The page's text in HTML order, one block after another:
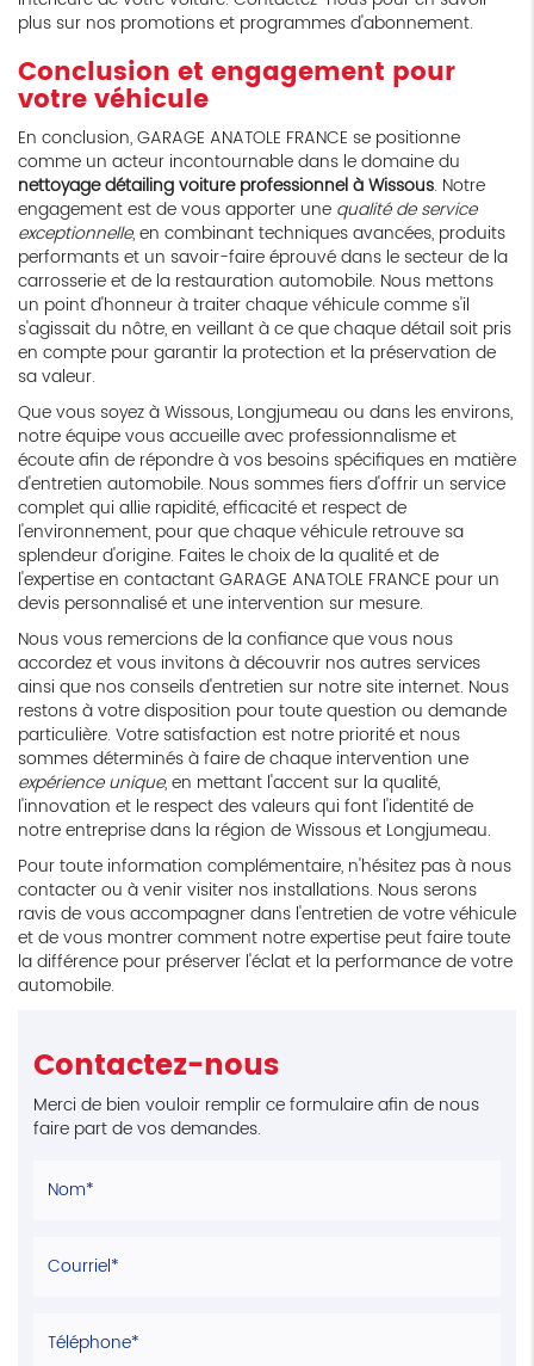
plus sur nos promotions et programmes d'abonnement.
Conclusion et engagement pour
votre véhicule
En conclusion, GARAGE ANATOLE FRANCE se positionne
comme un acteur incontournable dans le domaine du
nettoyage détailing voiture professionnel à Wissous. Notre
engagement est de vous apporter une qualité de service
exceptionnelle, en combinant techniques avancées, produits
performants et un savoir-faire éprouvé dans le secteur de la
carrosserie et de la restauration automobile. Nous mettons
un point d'honneur à traiter chaque véhicule comme s'il
s'agissait du nôtre, en veillant à ce que chaque détail soit pris
en compte pour garantir la protection et la préservation de
sa valeur.
Que vous soyez à Wissous, Longjumeau ou dans les environs,
notre équipe vous accueille avec professionnalisme et
écoute afin de répondre à vos besoins spécifiques en matière
d'entretien automobile. Nous sommes fiers d'offrir un service
complet qui allie rapidité, efficacité et respect de
l'environnement, pour que chaque véhicule retrouve sa
splendeur d'origine. Faites le choix de la qualité et de
l'expertise en contactant GARAGE ANATOLE FRANCE pour un
devis personnalisé et une intervention sur mesure.
Nous vous remercions de la confiance que vous nous
accordez et vous invitons à découvrir nos autres services
ainsi que nos conseils d'entretien sur notre site internet. Nous
restons à votre disposition pour toute question ou demande
particulière. Votre satisfaction est notre priorité et nous
sommes déterminés à faire de chaque intervention une
expérience unique, en mettant l'accent sur la qualité,
l'innovation et le respect des valeurs qui font l'identité de
notre entreprise dans la région de Wissous et Longjumeau.
Pour toute information complémentaire, n'hésitez pas à nous
contacter ou à venir visiter nos installations. Nous serons
ravis de vous accompagner dans l'entretien de votre véhicule
et de vous montrer comment notre expertise peut faire toute
la différence pour préserver l'éclat et la performance de votre
automobile.
Contactez-nous
Merci de bien vouloir remplir ce formulaire afin de nous
faire part de vos demandes.